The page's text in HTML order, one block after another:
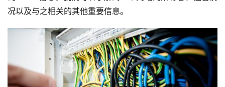
况以及与之相关的其他重要信息。